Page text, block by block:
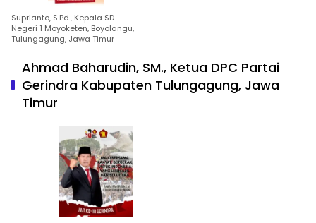
Suprianto, S.Pd., Kepala SD
Negeri 1 Moyoketen, Boyolangu,
Tulungagung, Jawa Timur
Ahmad Baharudin, SM., Ketua DPC Partai
Gerindra Kabupaten Tulungagung, Jawa
Timur